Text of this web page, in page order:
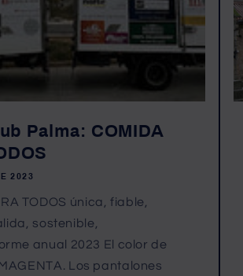
Palma: COMIDA
2023
TODOS única, fiable,
sostenible,
anual 2023 El color de
Los pantalones